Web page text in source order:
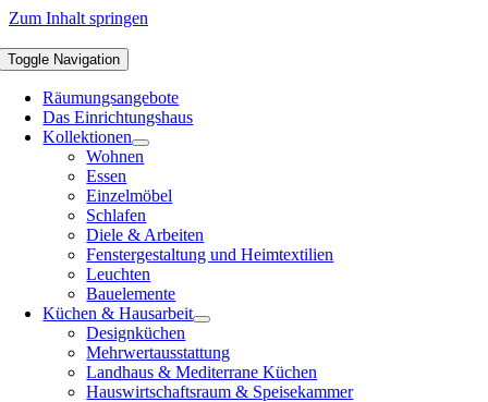
Zum Inhalt springen
Toggle Navigation
Räumungsangebote
Das Einrichtungshaus
Kollektionen
Wohnen
Essen
Einzelmöbel
Schlafen
Diele & Arbeiten
Fenstergestaltung und Heimtextilien
Leuchten
Bauelemente
Küchen & Hausarbeit
Designküchen
Mehrwertausstattung
Landhaus & Mediterrane Küchen
Hauswirtschaftsraum & Speisekammer